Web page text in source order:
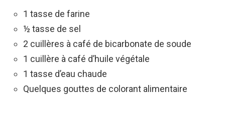
1 tasse de farine
½ tasse de sel
2 cuillères à café de bicarbonate de soude
1 cuillère à café d’huile végétale
1 tasse d’eau chaude
Quelques gouttes de colorant alimentaire